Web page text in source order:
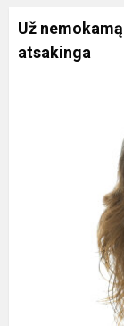
Už
atsakinga